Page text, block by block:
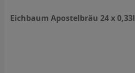
Eichbaum Apostelbräu 24 x 0,33l